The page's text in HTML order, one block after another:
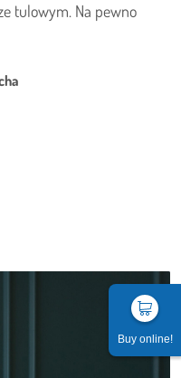
tulowym. Na pewno
Buy online!